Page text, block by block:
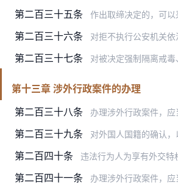
第二百三十五条 作出取缔决定的，可以采取在经营场所张贴公告等方式予以公告，责令被取缔者立即停止经营
第二百三十六条 对拒不执行公安机关依法作出的责令停产停业决定的，公
第二百三十七条 对被决定强制隔离戒毒、收容教育、收容教养的人员，由作出决定的
第十三章 涉外行政案件的办理
第二百三十八条
办理涉外行政案件，应当维护国家
第二百三十九条 对外国人国籍的确认，以其入境时有效证件上所表明的国籍为准；国
第二百四十条 违法行为人为享有外交特权和豁免权的外国人的，办案公安机关应当将其身份、证件及违法行为等基
第二百四十一条 办理涉外行政案件，应当使用中华人民共和国通用的语言文字。对不通晓我国语言文字的，公